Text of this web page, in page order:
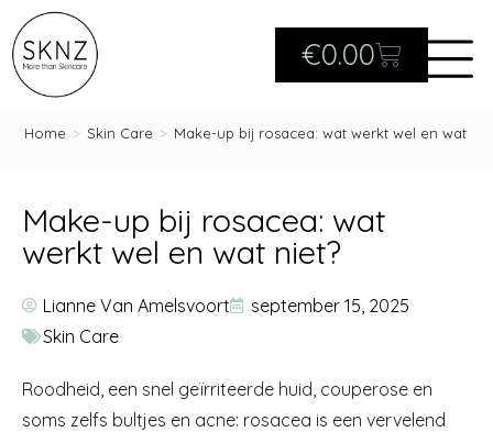
€0.00
Home > Skin Care > Make-up bij rosacea: wat werkt wel en wat
Make-up bij rosacea: wat
werkt wel en wat niet?
Lianne Van Amelsvoort
september 15, 2025
Skin Care
Roodheid, een snel geïrriteerde huid, couperose en
soms zelfs bultjes en acne: rosacea is een vervelend